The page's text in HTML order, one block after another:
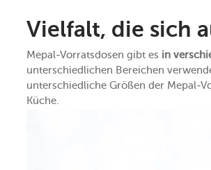
Vielfalt, die sich
Mepal-Vorratsdosen gibt es in
unterschiedlichen Bereichen
unterschiedliche Größen der Mepal-
Küche.